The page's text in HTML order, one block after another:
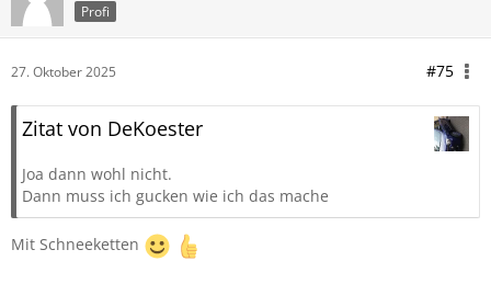
Profi
27. Oktober 2025 #75
Zitat von DeKoester
Joa dann wohl nicht.
Dann muss ich gucken wie ich das mache
Mit Schneeketten